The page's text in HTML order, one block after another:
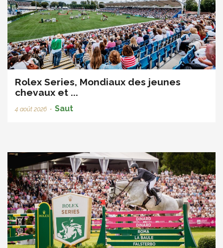
Rolex Series, Mondiaux des jeunes
chevaux et ...
4 août 2026 • Saut